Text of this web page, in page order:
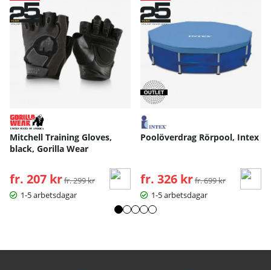
Mitchell Training Gloves,
black, Gorilla Wear
fr. 207 kr Ordinarie pris:
fr. 299 kr
1-5 arbetsdagar
Poolöverdrag Rörpool, Intex
fr. 326 kr Ordinarie pris:
fr. 699 kr
1-5 arbetsdagar